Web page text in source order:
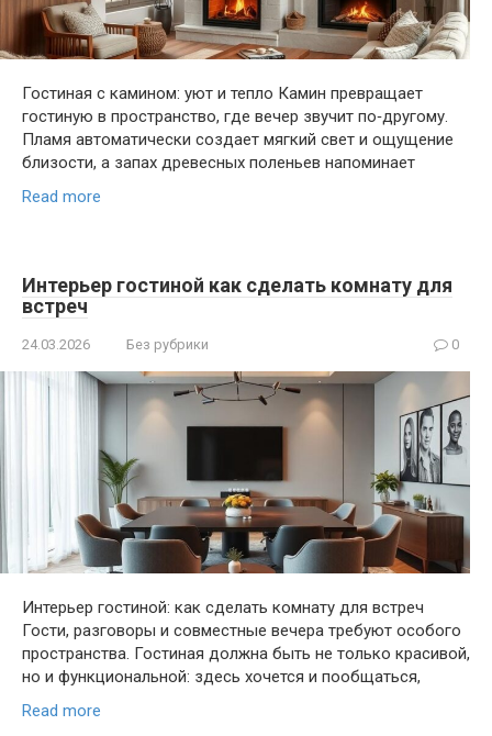
Гостиная с камином: уют и тепло Камин превращает
гостиную в пространство, где вечер звучит по‑другому.
Пламя автоматически создает мягкий свет и ощущение
близости, а запах древесных поленьев напоминает
Read more
Интерьер гостиной как сделать комнату для
встреч
24.03.2026 Без рубрики 0
Интерьер гостиной: как сделать комнату для встреч
Гости, разговоры и совместные вечера требуют особого
пространства. Гостиная должна быть не только красивой,
но и функциональной: здесь хочется и пообщаться,
Read more